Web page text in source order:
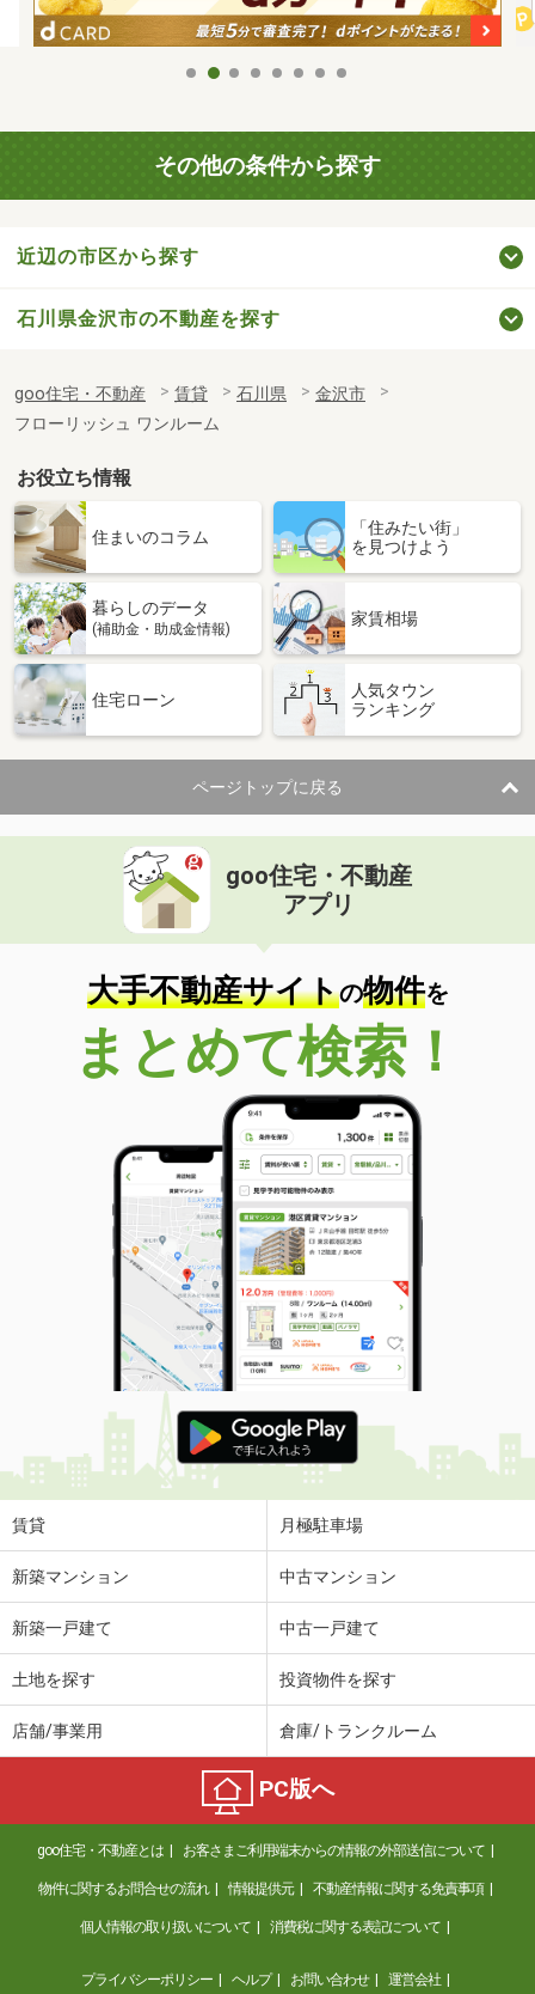
その他の条件から探す
近辺の市区から探す
石川県金沢市の不動産を探す
goo住宅・不動産 賃貸 石川県
金沢市
フローリッシュ ワンルーム
お役立ち情報
住まいのコラム
「住みたい街」
を見つけよう
暮らしのデータ
(補助金・助成金情報)
家賃相場
住宅ローン
人気タウン
ランキング
ページトップに戻る
goo住宅・不動産
アプリ
大手不動産サイトの物件を
まとめて検索！
賃貸 月極駐車場
新築マンション 中古マンション
新築一戸建て 中古一戸建て
土地を探す 投資物件を探す
店舗/事業用 倉庫/トランクルーム
PC版へ
goo住宅・不動産とは お客さまご利用端末からの情報の外部送信について
物件に関するお問合せの流れ 情報提供元 不動産情報に関する免責事項
個人情報の取り扱いについて 消費税に関する表記について
プライバシーポリシー ヘルプ お問い合わせ 運営会社